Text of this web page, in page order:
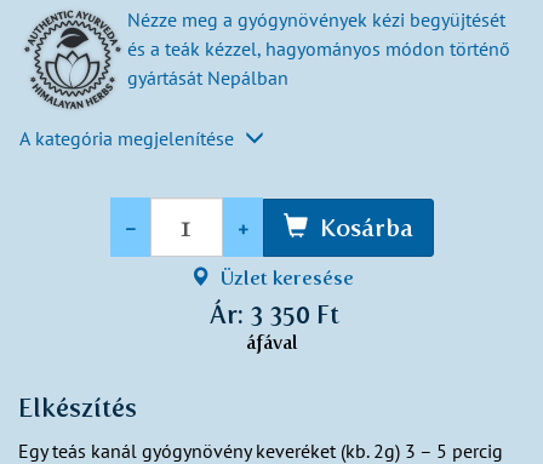
Nézze meg a gyógynövények kézi begyüjtését
és a teák kézzel, hagyományos módon történő
gyártását Nepálban
A kategória megjelenítése
- + Kosárba
Üzlet keresése
Ár: 3 350 Ft
áfával
Elkészítés
Egy teás kanál gyógynövény keveréket (kb. 2g) 3 – 5 percig